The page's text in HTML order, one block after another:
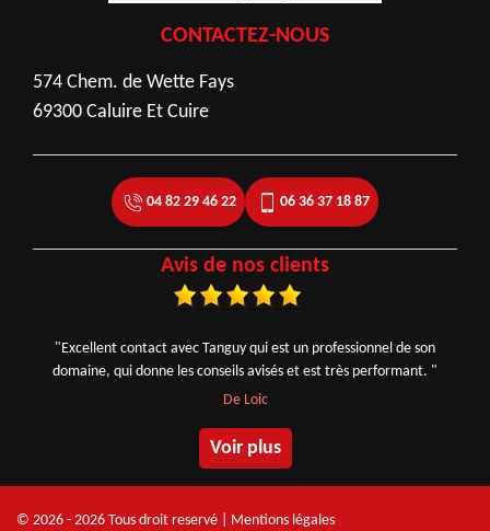
CONTACTEZ-NOUS
574 Chem. de Wette Fays
69300 Caluire Et Cuire
04 82 29 46 22 06 36 37 18 87
Avis de nos clients
"Excellent contact avec Tanguy qui est un professionnel de son
domaine, qui donne les conseils avisés et est très performant. "
De Loic
Voir plus
© 2026 - 2026 Tous droit reservé | Mentions légales